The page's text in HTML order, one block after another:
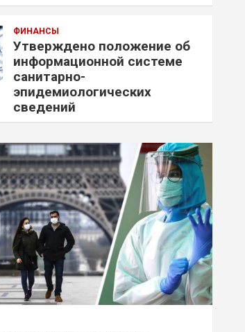
ФИНАНСЫ
Утверждено положение об
информационной системе
санитарно-
эпидемиологических
сведений